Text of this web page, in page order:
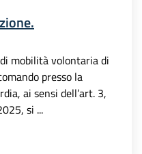
mobilità volontaria di
presso la
ai sensi dell’art. 3,
si ...